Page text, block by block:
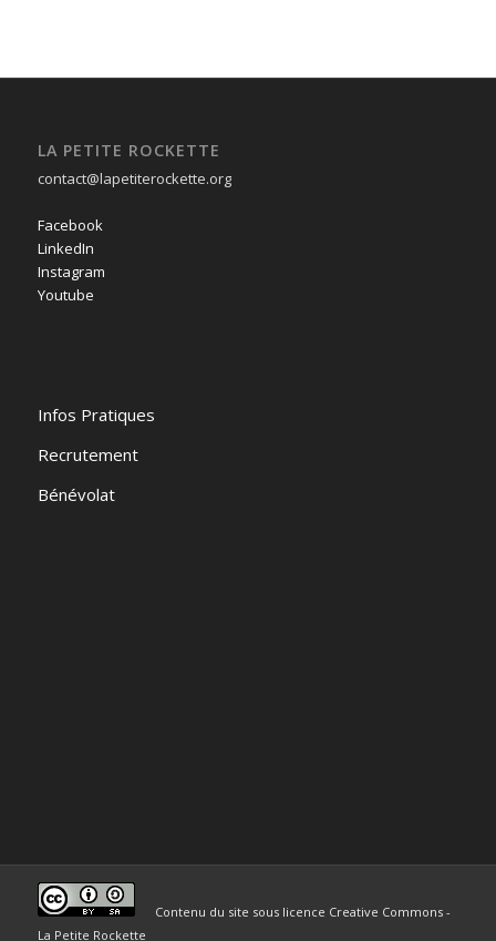
LA PETITE ROCKETTE
contact@lapetiterockette.org
Facebook
LinkedIn
Instagram
Youtube
Infos Pratiques
Recrutement
Bénévolat
Contenu du site sous licence Creative Commons -
La Petite Rockette